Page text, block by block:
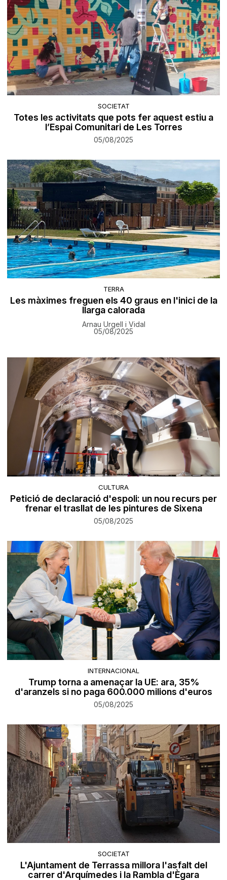
SOCIETAT
Totes les activitats que pots fer aquest estiu a
l’Espai Comunitari de Les Torres
05/08/2025
TERRA
Les màximes freguen els 40 graus en l'inici de la
llarga calorada
Arnau Urgell i Vidal
05/08/2025
CULTURA
Petició de declaració d'espoli: un nou recurs per
frenar el trasllat de les pintures de Sixena
05/08/2025
INTERNACIONAL
Trump torna a amenaçar la UE: ara, 35%
d'aranzels si no paga 600.000 milions d'euros
05/08/2025
SOCIETAT
L'Ajuntament de Terrassa millora l'asfalt del
carrer d'Arquímedes i la Rambla d'Ègara